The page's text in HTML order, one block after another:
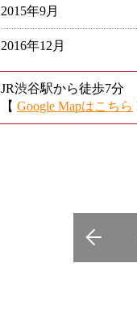
2015年9月
2016年12月
JR渋谷駅から徒歩7分
【 Google Mapはこちら